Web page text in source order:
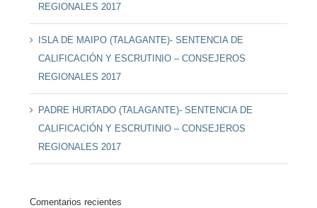
REGIONALES 2017
ISLA DE MAIPO (TALAGANTE)- SENTENCIA DE
CALIFICACIÓN Y ESCRUTINIO – CONSEJEROS
REGIONALES 2017
PADRE HURTADO (TALAGANTE)- SENTENCIA DE
CALIFICACIÓN Y ESCRUTINIO – CONSEJEROS
REGIONALES 2017
Comentarios recientes